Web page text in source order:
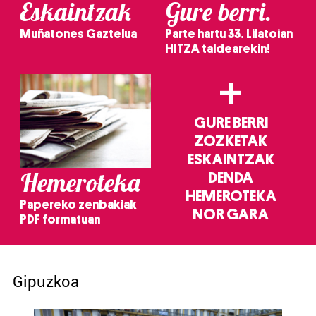
Eskaintzak
Muñatones Gaztelua
Gure berri.
Parte hartu 33. Lilatoian
HITZA taldearekin!
Hemeroteka
Papereko zenbakiak
PDF formatuan
+
GURE BERRI
ZOZKETAK
ESKAINTZAK
DENDA
HEMEROTEKA
NOR GARA
Gipuzkoa